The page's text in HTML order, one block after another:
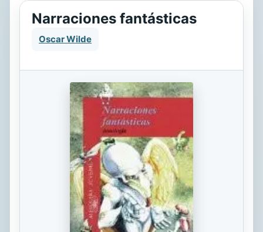
Narraciones fantásticas
Oscar Wilde